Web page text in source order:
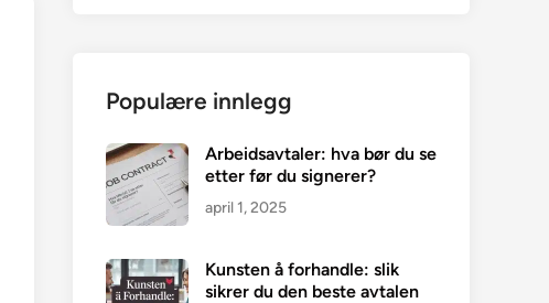
Populære innlegg
Arbeidsavtaler: hva bør du se
etter før du signerer?
april 1, 2025
Kunsten å forhandle: slik
sikrer du den beste avtalen